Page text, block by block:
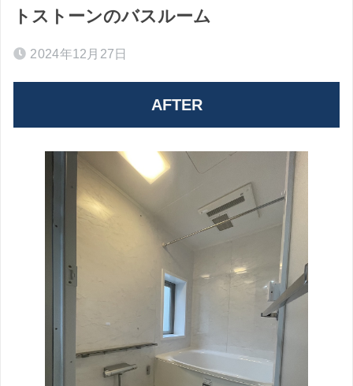
トストーンのバスルーム
2024年12月27日
AFTER